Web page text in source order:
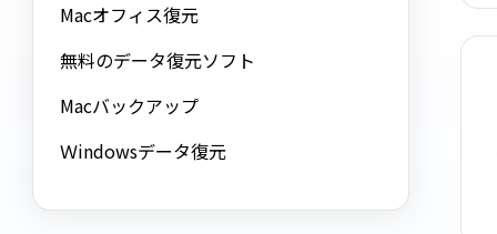
Macオフィス復元
無料のデータ復元ソフト
Macバックアップ
Ｗindowsデータ復元